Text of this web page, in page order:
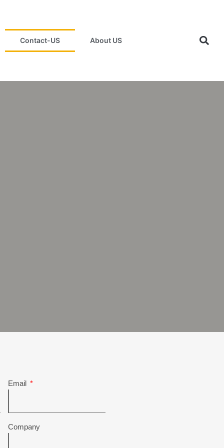
Contact-US About US
Email
Company